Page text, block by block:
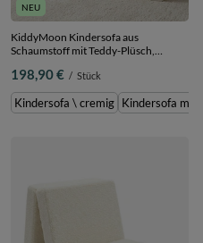
2 Kissen \ cremig Kindersofa mit 2
NEU
KiddyMoon Kindersofa aus
Schaumstoff mit Teddy-Plüsch,
Lesen und Entspannen, cremig,
Kindersofa
198,90 € / Stück
Kindersofa \ cremig Kindersofa mit